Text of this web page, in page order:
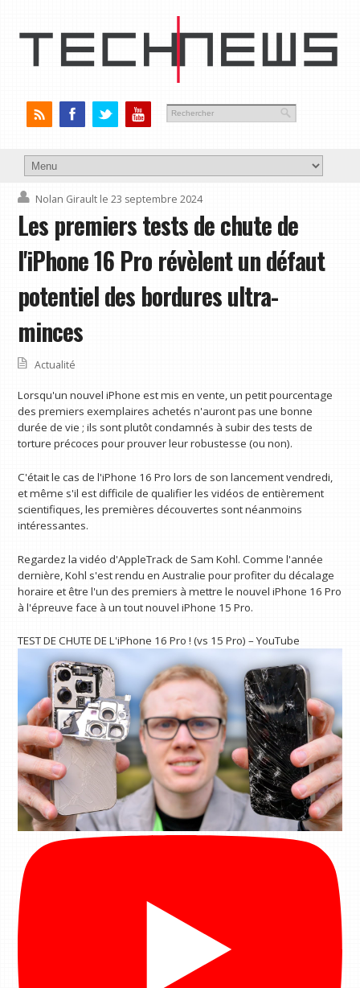
Nolan Girault le 23 septembre 2024
Les premiers tests de chute de
l'iPhone 16 Pro révèlent un défaut
potentiel des bordures ultra-
minces
Actualité
Lorsqu'un nouvel iPhone est mis en vente, un petit pourcentage
des premiers exemplaires achetés n'auront pas une bonne
durée de vie ; ils sont plutôt condamnés à subir des tests de
torture précoces pour prouver leur robustesse (ou non).
C'était le cas de l'iPhone 16 Pro lors de son lancement vendredi,
et même s'il est difficile de qualifier les vidéos de entièrement
scientifiques, les premières découvertes sont néanmoins
intéressantes.
Regardez la vidéo d'AppleTrack de Sam Kohl. Comme l'année
dernière, Kohl s'est rendu en Australie pour profiter du décalage
horaire et être l'un des premiers à mettre le nouvel iPhone 16 Pro
à l'épreuve face à un tout nouvel iPhone 15 Pro.
TEST DE CHUTE DE L'iPhone 16 Pro ! (vs 15 Pro) – YouTube